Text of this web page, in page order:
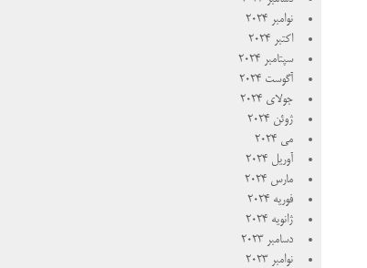
نوامبر 2024
اکتبر 2024
سپتامبر 2024
آگوست 2024
جولای 2024
ژوئن 2024
می 2024
آوریل 2024
مارس 2024
فوریه 2024
ژانویه 2024
دسامبر 2023
نوامبر 2023